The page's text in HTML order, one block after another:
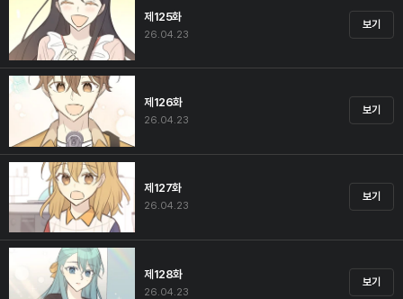
제125화
26.04.23
보기
제126화
26.04.23
보기
제127화
26.04.23
보기
제128화
26.04.23
보기